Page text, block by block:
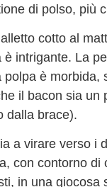
di polso, più
cotto al
è intrigante. La
polpa è morbida,
il bacon sia un
dalla brace).
a virare verso i
con contorno di
in una giocosa